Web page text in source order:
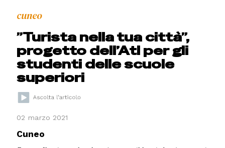
cuneo
”Turista nella tua città”,
progetto dell’Atl per gli
studenti delle scuole
superiori
02 marzo 2021
Cuneo